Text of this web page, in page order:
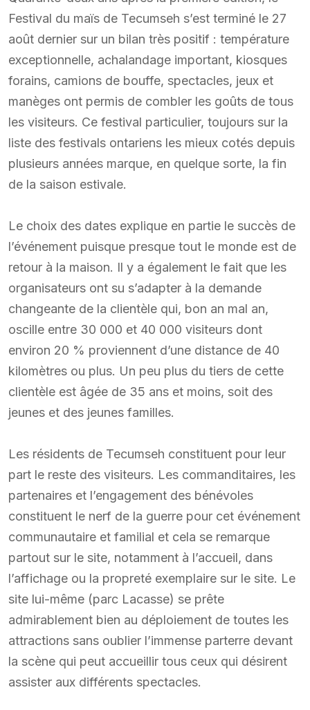
Festival du maïs de Tecumseh s’est terminé le 27
août dernier sur un bilan très positif : température
exceptionnelle, achalandage important, kiosques
forains, camions de bouffe, spectacles, jeux et
manèges ont permis de combler les goûts de tous
les visiteurs. Ce festival particulier, toujours sur la
liste des festivals ontariens les mieux cotés depuis
plusieurs années marque, en quelque sorte, la fin
de la saison estivale.
Le choix des dates explique en partie le succès de
l’événement puisque presque tout le monde est de
retour à la maison. Il y a également le fait que les
organisateurs ont su s’adapter à la demande
changeante de la clientèle qui, bon an mal an,
oscille entre 30 000 et 40 000 visiteurs dont
environ 20 % proviennent d’une distance de 40
kilomètres ou plus. Un peu plus du tiers de cette
clientèle est âgée de 35 ans et moins, soit des
jeunes et des jeunes familles.
Les résidents de Tecumseh constituent pour leur
part le reste des visiteurs. Les commanditaires, les
partenaires et l’engagement des bénévoles
constituent le nerf de la guerre pour cet événement
communautaire et familial et cela se remarque
partout sur le site, notamment à l’accueil, dans
l’affichage ou la propreté exemplaire sur le site. Le
site lui-même (parc Lacasse) se prête
admirablement bien au déploiement de toutes les
attractions sans oublier l’immense parterre devant
la scène qui peut accueillir tous ceux qui désirent
assister aux différents spectacles.